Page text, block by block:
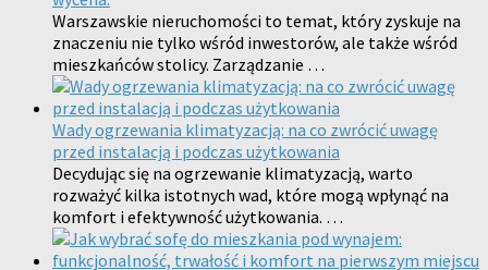
Warszawskie nieruchomości to temat, który zyskuje na
znaczeniu nie tylko wśród inwestorów, ale także wśród
mieszkańców stolicy. Zarządzanie …
Wady ogrzewania klimatyzacją: na co zwrócić uwagę
przed instalacją i podczas użytkowania
Decydując się na ogrzewanie klimatyzacją, warto
rozważyć kilka istotnych wad, które mogą wpłynąć na
komfort i efektywność użytkowania. …